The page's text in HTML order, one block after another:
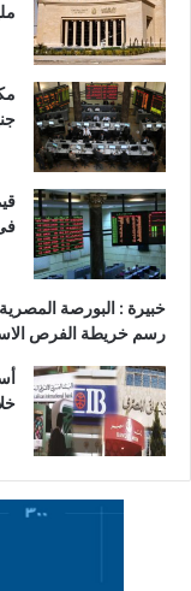
خبيرة : البورصة
رسم خريطة الفرص